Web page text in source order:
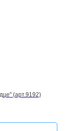
(арт.9192)